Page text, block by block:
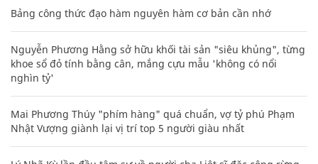
Bảng công thức đạo hàm nguyên hàm cơ bản cần nhớ
Nguyễn Phương Hằng sở hữu khối tài sản "siêu khủng", từng
khoe sổ đỏ tính bằng cân, mắng cựu mẫu 'không có nổi
nghìn tỷ'
Mai Phương Thúy "phím hàng" quá chuẩn, vợ tỷ phú Phạm
Nhật Vượng giành lại vị trí top 5 người giàu nhất